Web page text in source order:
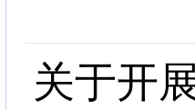
关于开